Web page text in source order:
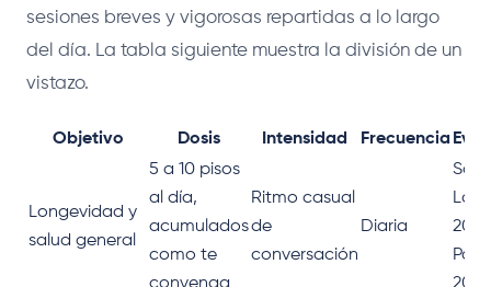
sesiones breves y vigorosas repartidas a lo largo
del día. La tabla siguiente muestra la división de un
vistazo.
Objetivo Dosis Intensidad Frecuencia
Longevidad y
salud general
5 a 10 pisos
al día,
acumulados
como te
Ritmo casual
de
conversación
Diaria
2021;